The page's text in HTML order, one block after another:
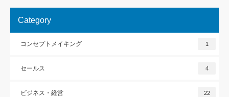
Category
コンセプトメイキング 1
セールス 4
ビジネス・経営 22